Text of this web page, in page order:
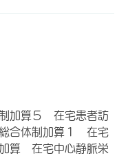
加算５ 在宅患者訪
合体制加算１ 在宅
算 在宅中心静脈栄